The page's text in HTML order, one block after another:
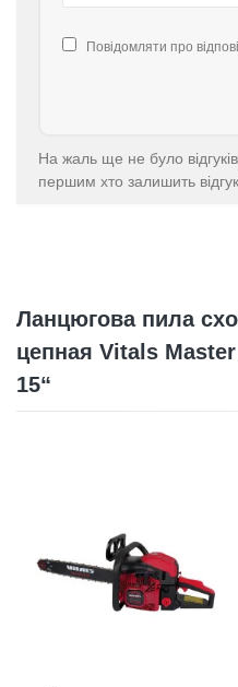
Повідомляти про
На жаль ще не було
першим хто залишить
Ланцюгова пила
цепная Vitals
15“